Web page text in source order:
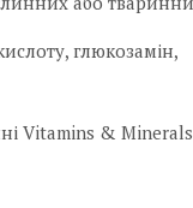
глюкозамін,
Vitamins &